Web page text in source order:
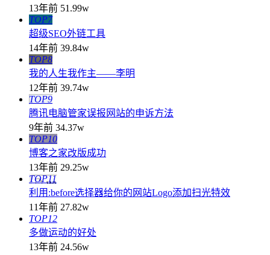
13年前 51.99w
TOP7
超级SEO外链工具
14年前 39.84w
TOP8
我的人生我作主——李明
12年前 39.74w
TOP9
腾讯电脑管家误报网站的申诉方法
9年前 34.37w
TOP10
博客之家改版成功
13年前 29.25w
TOP11
利用:before选择器给你的网站Logo添加扫光特效
11年前 27.82w
TOP12
多做运动的好处
13年前 24.56w